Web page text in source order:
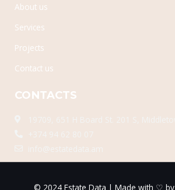
About us
Services
Projects
Contact us
CONTACTS
© 2024 Estate Data | Made with ♡ by